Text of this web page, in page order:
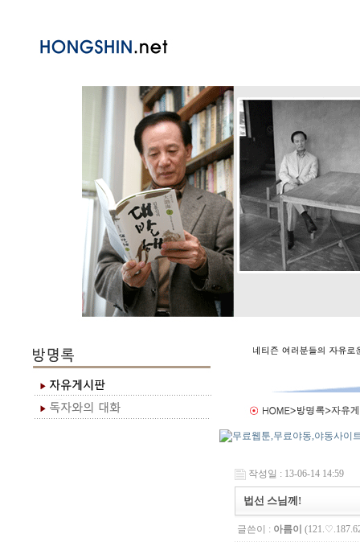
작성일 : 13-06-14 14:59
법선 스님께!
글쓴이 : 아름이